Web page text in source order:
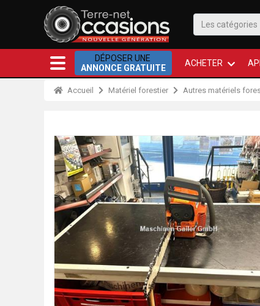
Les catégories
DÉPOSER UNE
ANNONCE GRATUITE
ACHETER
Accueil Matériel forestier Autres matériels